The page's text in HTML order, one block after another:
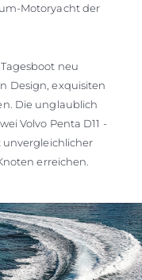
Motoryacht der
neu
Design, exquisiten
Die unglaublich
Volvo Penta D11 -
unvergleichlicher
erreichen.